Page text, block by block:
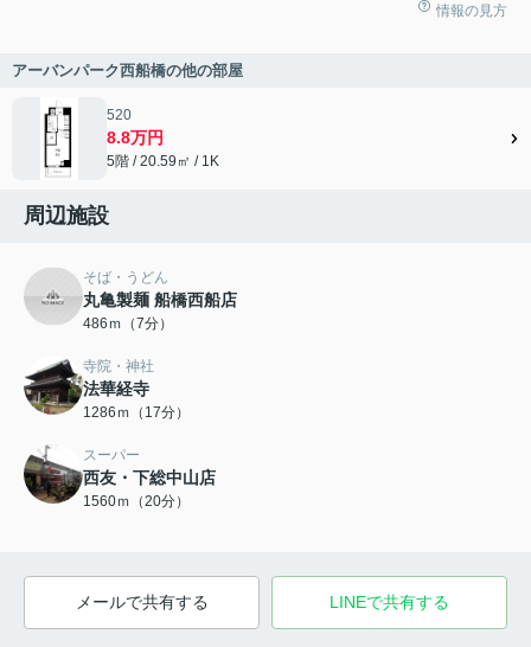
情報の見方
アーバンパーク西船橋の他の部屋
520
8.8万円
5階 / 20.59㎡ / 1K
周辺施設
そば・うどん
丸亀製麺 船橋西船店
486ｍ（7分）
寺院・神社
法華経寺
1286ｍ（17分）
スーパー
西友・下総中山店
1560ｍ（20分）
メールで共有する LINEで共有する